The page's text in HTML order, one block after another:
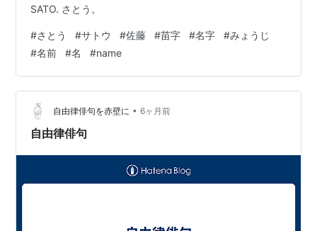
SATO. さとう。
#さとう #サトウ #佐藤 #苗字 #名字 #みょうじ
#名前 #名 #name
自由律俳句を赤壁に • 6ヶ月前
自由律俳句